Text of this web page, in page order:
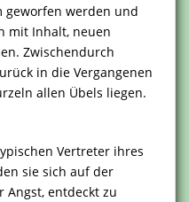
geworfen werden und
mit Inhalt, neuen
Zwischendurch
in die Vergangenen
allen Übels liegen.
Vertreter ihres
sie sich auf der
Angst, entdeckt zu